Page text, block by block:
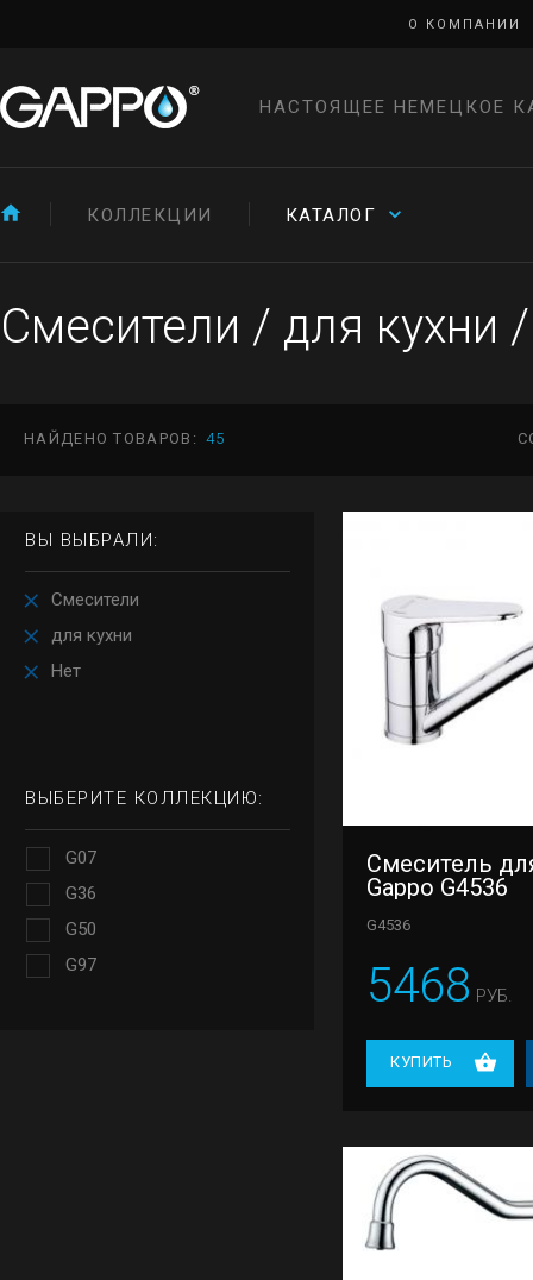
О КОМПАНИИ
НАСТОЯЩЕЕ НЕМЕЦКОЕ
КОЛЛЕКЦИИ КАТАЛОГ
Смесители / для кухни /
НАЙДЕНО ТОВАРОВ: 45
ВЫ ВЫБРАЛИ:
Смесители
для кухни
Нет
ВЫБЕРИТЕ КОЛЛЕКЦИЮ:
G07
G36
G50
G97
Смеситель
Gappo G4536
G4536
5468 РУБ.
КУПИТЬ